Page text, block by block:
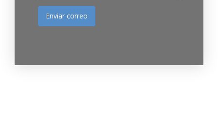
Enviar correo